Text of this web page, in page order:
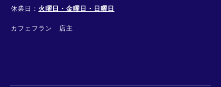
休業日： 火曜日・金曜日・日曜日
カフェフラン 店主